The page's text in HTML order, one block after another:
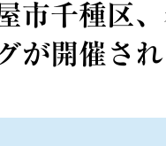
市千種区
が開催さ